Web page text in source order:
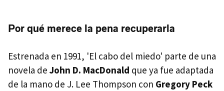
Por qué merece la pena recuperarla
Estrenada en 1991, 'El cabo del miedo' parte de una
novela de John D. MacDonald que ya fue adaptada
de la mano de J. Lee Thompson con Gregory Peck